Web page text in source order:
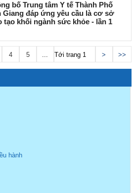
bố Trung tâm Y tế Thành Phố
Giang đáp ứng yêu cầu là cơ sở
khối ngành sức khỏe - lần 1
4 5 ... Tới trang > >>
hành